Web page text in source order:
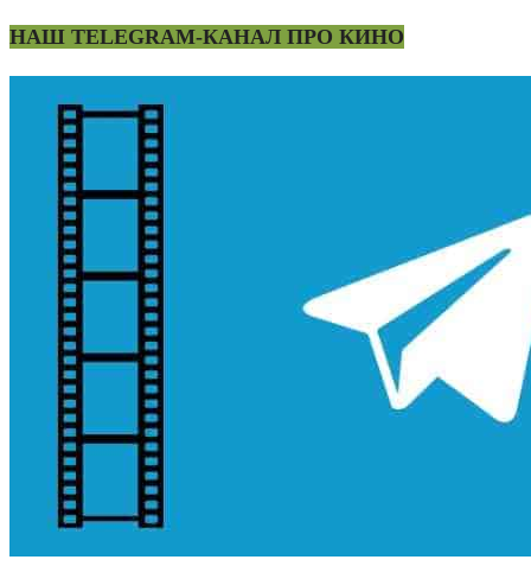
НАШ TELEGRAM-КАНАЛ ПРО КИНО